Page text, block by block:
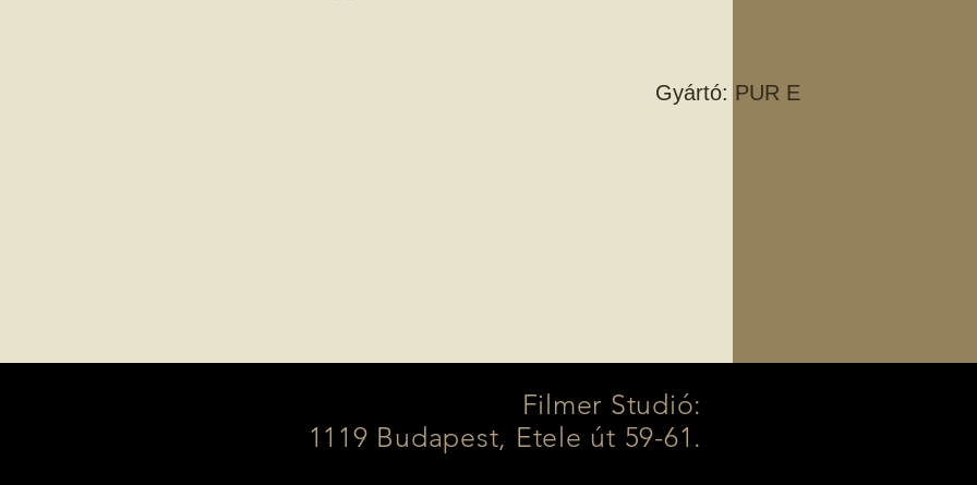
Gyártó: PUR E
Filmer Studió:
1119 Budapest, Etele út 59-61.